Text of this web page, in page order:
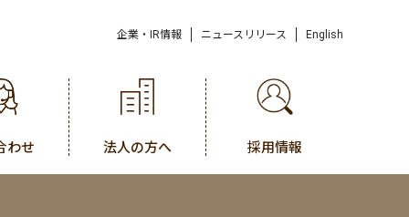
企業・IR情報 ニュースリリース English
わせ 法人の方へ 採用情報